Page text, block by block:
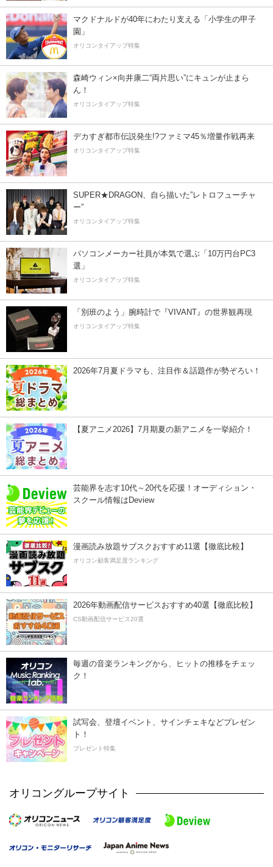
マクドナルドが40年にわたり支える「小学生の甲子
園」
オリコンタイアップ特集
森崎ウィン×向井康二“両片思い”にキュンが止まら
ん！
オリコンタイアップ特集
デカすぎ都市伝説発生!?ファミマ45％増量作戦再来
オリコンタイアップ特集
SUPER★DRAGON、自ら描いた”レトロフューチャ
ー”
オリコンタイアップ特集
パソコンメーカー社員が本気で選ぶ「10万円台PC3
選」
オリコンタイアップ特集
「別班のよう」腕時計で『VIVANT』の世界観再現
オリコンタイアップ特集
2026年7月夏ドラマも、注目作＆話題作が勢ぞろい！
【夏アニメ2026】7月期夏の新アニメを一挙紹介！
芸能界を志す10代～20代を応援！オーディション・
スクール情報はDeview
漫画読み放題サブスクおすすめ11選【徹底比較】
オリコン顧客満足度ランキング
2026年動画配信サービスおすすめ40選【徹底比較】
CS動画配信サービス20選
毎週の音楽ランキングから、ヒットの推移をチェッ
ク！
試写会、登壇イベント、サインチェキなどプレゼン
ト！
プレゼント特集
オリコングループサイト